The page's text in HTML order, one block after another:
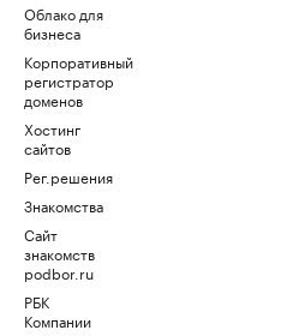
Облако для
бизнеса
Корпоративный
регистратор
доменов
Хостинг
сайтов
Рег.решения
Знакомства
Сайт
знакомств
podbor.ru
РБК
Компании